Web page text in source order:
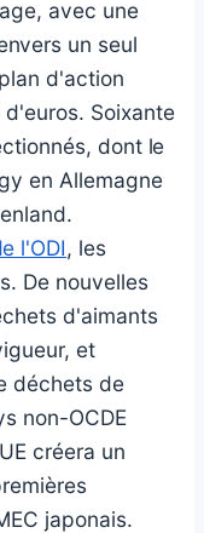
avec une
un seul
d'action
d'euros. Soixante
dont le
en Allemagne
l'ODI, les
De nouvelles
d'aimants
et
déchets de
non-OCDE
créera un
japonais.